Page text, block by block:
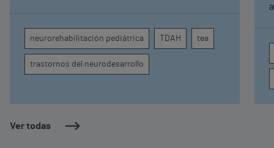
Ver todas
atención, la regulación emocional y la
conducta
neurorehabilitación pediátrica TDAH tea
trastornos del neurodesarrollo